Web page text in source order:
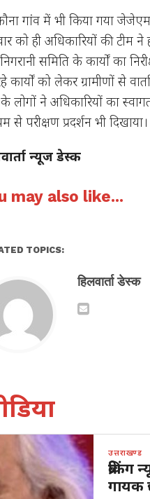
गांव में भी किया गया जेजेएम
को ही अधिकारियों की टीम
समिति के कार्यों का
कार्यों को लेकर ग्रामीणों से
लोगों ने अधिकारियों का
से परीक्षण प्रदर्शन भी दिखाया।
न्यूज डेस्क
may also like...
TOPICS:
हिलवार्ता डेस्क
उत्तराखण्ड
ब्रेकिंग
गायक